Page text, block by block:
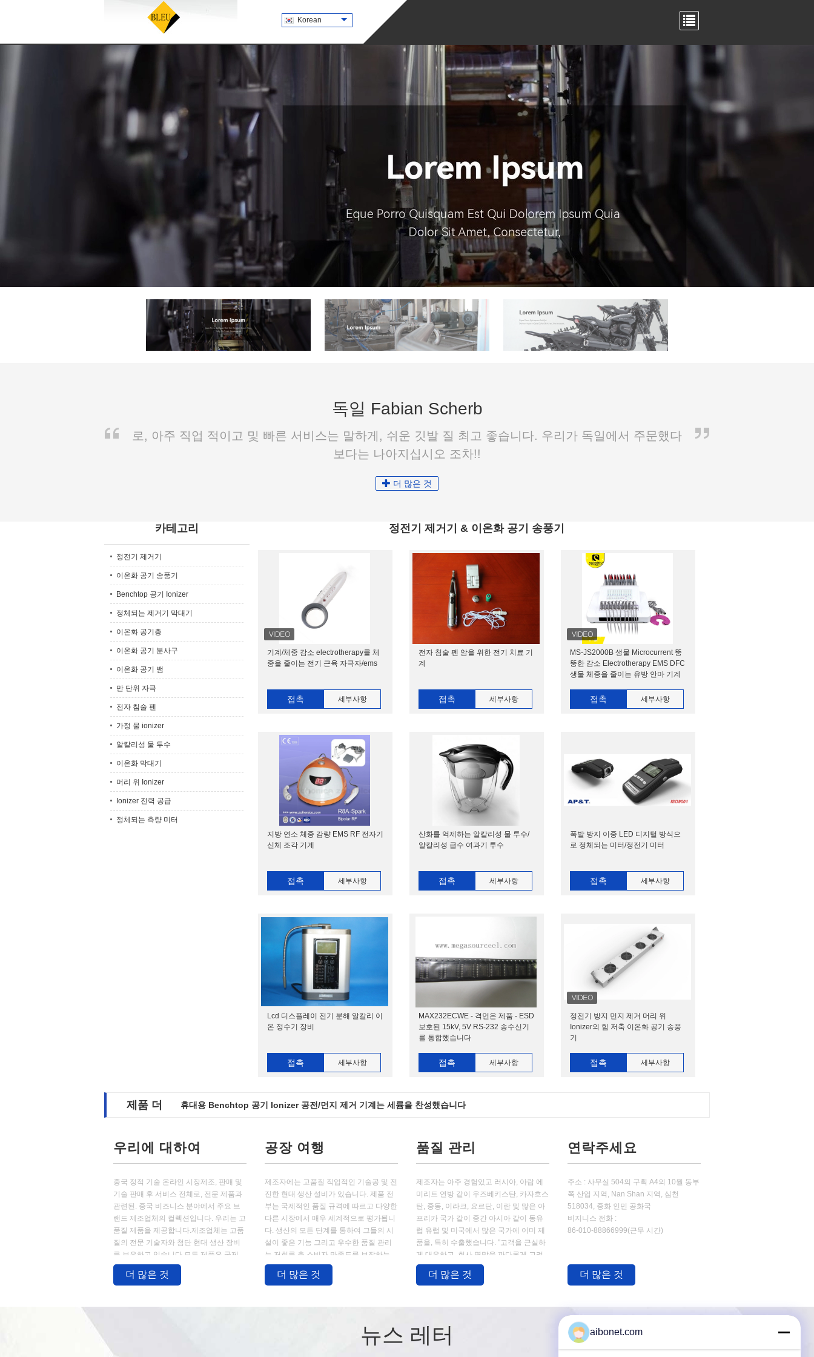
Korean
독일 Fabian Scherb
로, 아주 직업 적이고 및 빠른 서비스는 말하게, 쉬운 깃발 질 최고 좋습니다. 우리가 독일에서 주문했다
보다는 나아지십시오 조차!!
더 많은 것
카테고리
정전기 제거기
이온화 공기 송풍기
Benchtop 공기 Ionizer
정체되는 제거기 막대기
이온화 공기총
이온화 공기 분사구
이온화 공기 뱀
만 단위 자극
전자 침술 펜
가정 물 ionizer
알칼리성 물 투수
이온화 막대기
머리 위 Ionizer
Ionizer 전력 공급
정체되는 측량 미터
정전기 제거기 & 이온화 공기 송풍기
기계/체중 감소 electrotherapy를 체
중을 줄이는 전기 근육 자극자/ems
접촉 세부사항
전자 침술 펜 암을 위한 전기 치료 기
계
접촉 세부사항
MS-JS2000B 생물 Microcurrent 뚱
뚱한 감소 Electrotherapy EMS DFC
생물 체중을 줄이는 유방 안마 기계
접촉 세부사항
지방 연소 체중 감량 EMS RF 전자기
신체 조각 기계
접촉 세부사항
산화를 억제하는 알칼리성 물 투수/
알칼리성 급수 여과기 투수
접촉 세부사항
폭발 방지 이중 LED 디지털 방식으
로 정체되는 미터/정전기 미터
접촉 세부사항
Lcd 디스플레이 전기 분해 알칼리 이
온 정수기 장비
접촉 세부사항
MAX232ECWE - 격언은 제품 - ESD
보호된 15kV, 5V RS-232 송수신기
를 통합했습니다
접촉 세부사항
정전기 방지 먼지 제거 머리 위
Ionizer의 힘 저축 이온화 공기 송풍
기
접촉 세부사항
제품 더 휴대용 Benchtop 공기 Ionizer 공전/먼지 제거 기계는 세륨을 찬성했습니다
Ionizer 조정가능한 소형 팬 전기 정전 방전/정체되는 제거 송풍기
우리에 대하여
중국 정적 기술 온라인 시장제조, 판매 및
기술 판매 후 서비스 전체로, 전문 제품과
관련된. 중국 비즈니스 분야에서 주요 브
랜드 제조업체의 컬렉션입니다. 우리는 고
품질 제품을 제공합니다.제조업체는 고품
질의 전문 기술자와 첨단 현대 생산 장비
를 보유하고 있습니다.모든 제품은 국제
품질 표준을 준수하고 있으며 전 세계 다
양한 시장에서 매우 높이 평가됩니다.그들
더 많은 것
공장 여행
제조자에는 고품질 직업적인 기술공 및 전
진한 현대 생산 설비가 있습니다. 제품 전
부는 국제적인 품질 규격에 따르고 다양한
다른 시장에서 매우 세계적으로 평가됩니
다. 생산의 모든 단계를 통하여 그들의 시
설이 좋은 기능 그리고 우수한 품질 관리
는 저희를 총 소비자 만족도를 보장하는
가능하게 합니다....
더 많은 것
품질 관리
제조자는 아주 경험있고 러시아, 아랍 에
미리트 연방 같이 우즈베키스탄, 카자흐스
탄, 중동, 이라크, 요르단, 이란 및 많은 아
프리카 국가 같이 중간 아시아 같이 동유
럽 유럽 및 미국에서 많은 국가에 이미 제
품을, 특히 수출했습니다. "고객을 근실하
게 대우하고, 회사 명망을 까다롭게 고려
하고 고품질에 성공"를 이기기 위하여 입
니다 제조자의 관리 아이디어 의존하십시
더 많은 것
연락주세요
주소 : 사무실 504의 구획 A4의 10월 동부
쪽 산업 지역, Nan Shan 지역, 심천
518034, 중화 인민 공화국
비지니스 전화 :
86-010-88866999(근무 시간)
더 많은 것
뉴스 레터 aibonet.com